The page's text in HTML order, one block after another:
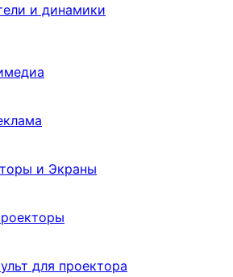
и динамики
и Экраны
для проектора